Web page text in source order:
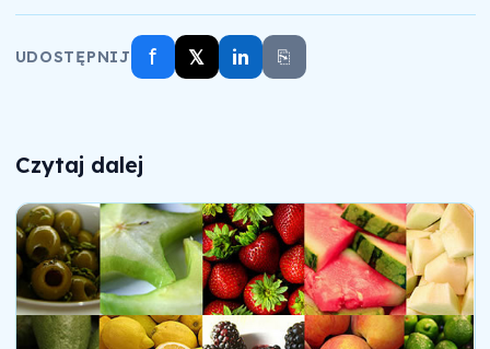
UDOSTĘPNIJ f 𝕏 in ⎘
Czytaj dalej